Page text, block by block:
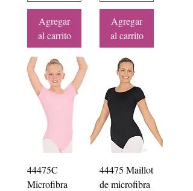
Agregar
al carrito
Agregar
al carrito
44475C
Microfibra
44475 Maillot
de microfibra